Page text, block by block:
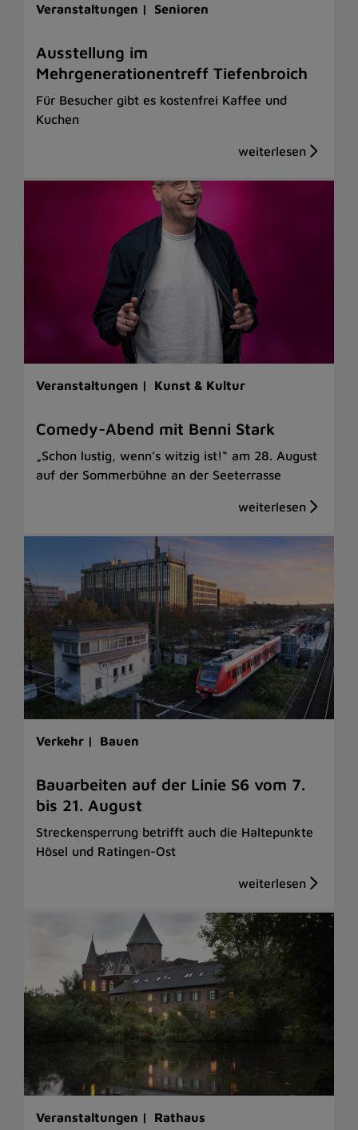
Veranstaltungen | Senioren
Ausstellung im
Mehrgenerationentreff Tiefenbroich
Für Besucher gibt es kostenfrei Kaffee und
Kuchen
Veranstaltungen | Kunst & Kultur
Comedy-Abend mit Benni Stark
„Schon lustig, wenn’s witzig ist!“ am 28. August
auf der Sommerbühne an der Seeterrasse
Verkehr | Bauen
Bauarbeiten auf der Linie S6 vom 7.
bis 21. August
Streckensperrung betrifft auch die Haltepunkte
Hösel und Ratingen-Ost
Veranstaltungen | Rathaus